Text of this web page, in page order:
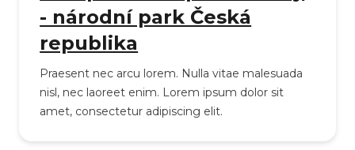
- národní park Česká
republika
Praesent nec arcu lorem. Nulla vitae malesuada
nisl, nec laoreet enim. Lorem ipsum dolor sit
amet, consectetur adipiscing elit.